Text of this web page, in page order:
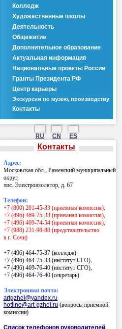
Колледж
Художественные школы
Деятельность
Общежитие
Дополнительное образование
Актуальная информация
Национальные проекты России
Гранты Президента РФ
Центр карьеры
Экскурсии по музею, производству
Контакты
RU CN ES
Контакты
Адрес:
Московская обл., Раменский муниципальный
округ,
пос. Электроизолятор, д. 67
Телефон:
+7 (800) 201-45-33 (приемная комиссия),
+7 (496) 469-75-33 (приемная комиссия),
+7 (496) 469-74-54 (приемная комиссия),
+7 (988) 231-98-88 (представительство
в г. Сочи)
+7 (496) 464-75-37 (колледж)
+7 (496) 464-75-33 (институт СГО),
+7 (496) 469-76-40 (институт СГО),
+7 (496) 464-76-40 (секретарь)
Электронная почта:
artgzhel@yandex.ru
hotline@art-gzhel.ru (вопросы приемной
комиссии)
Список телефонов руководителей